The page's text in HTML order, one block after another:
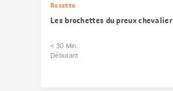
Recette
Les brochettes du preux chevalier
< 30 Min.
Débutant